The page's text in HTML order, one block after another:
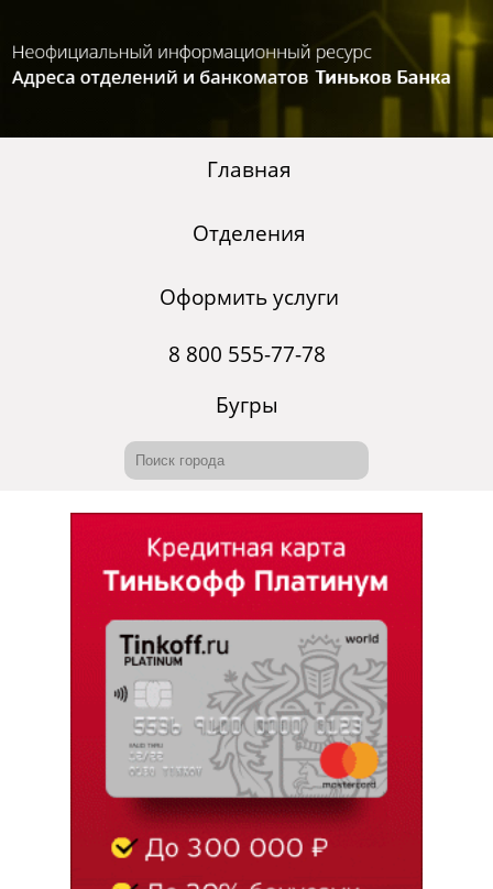
Главная
Отделения
Оформить услуги
8 800 555-77-78
Бугры